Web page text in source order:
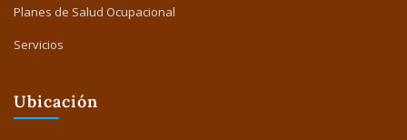
Planes de Salud Ocupacional
Servicios
Ubicación